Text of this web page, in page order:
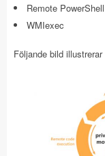
Remote
WMIexec
Följande bild